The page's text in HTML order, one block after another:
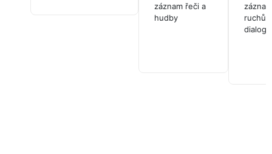
záznam řeči a
hudby
záznam
ruchů a
dialogů